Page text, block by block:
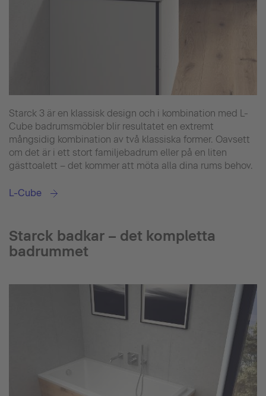
Starck 3 är en klassisk design och i kombination med L-
Cube badrumsmöbler blir resultatet en extremt
mångsidig kombination av två klassiska former. Oavsett
om det är i ett stort familjebadrum eller på en liten
gästtoalett – det kommer att möta alla dina rums behov.
L-Cube
Starck badkar – det kompletta
badrummet